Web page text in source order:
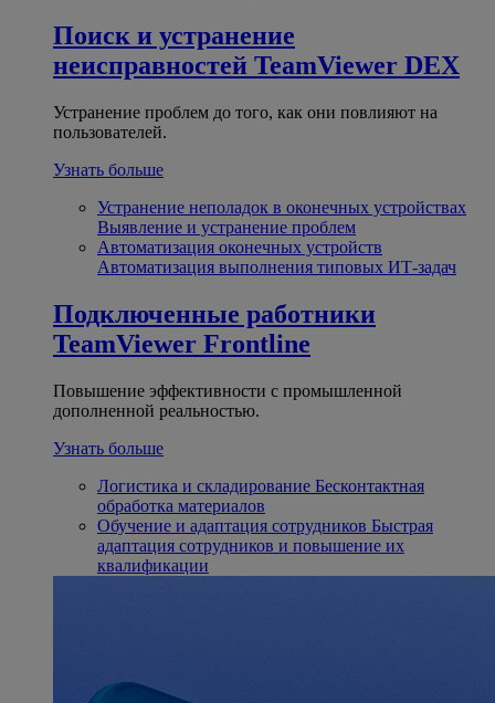
Поиск и устранение
неисправностей TeamViewer DEX
Устранение проблем до того, как они повлияют на
пользователей.
Узнать больше
Устранение неполадок в оконечных устройствах
Выявление и устранение проблем
Автоматизация оконечных устройств
Автоматизация выполнения типовых ИТ-задач
Подключенные работники
TeamViewer Frontline
Повышение эффективности с промышленной
дополненной реальностью.
Узнать больше
Логистика и складирование Бесконтактная
обработка материалов
Обучение и адаптация сотрудников Быстрая
адаптация сотрудников и повышение их
квалификации